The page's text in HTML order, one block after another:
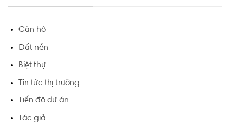
Căn hộ
Đất nền
Biệt thự
Tin tức thị trường
Tiến độ dự án
Tác giả